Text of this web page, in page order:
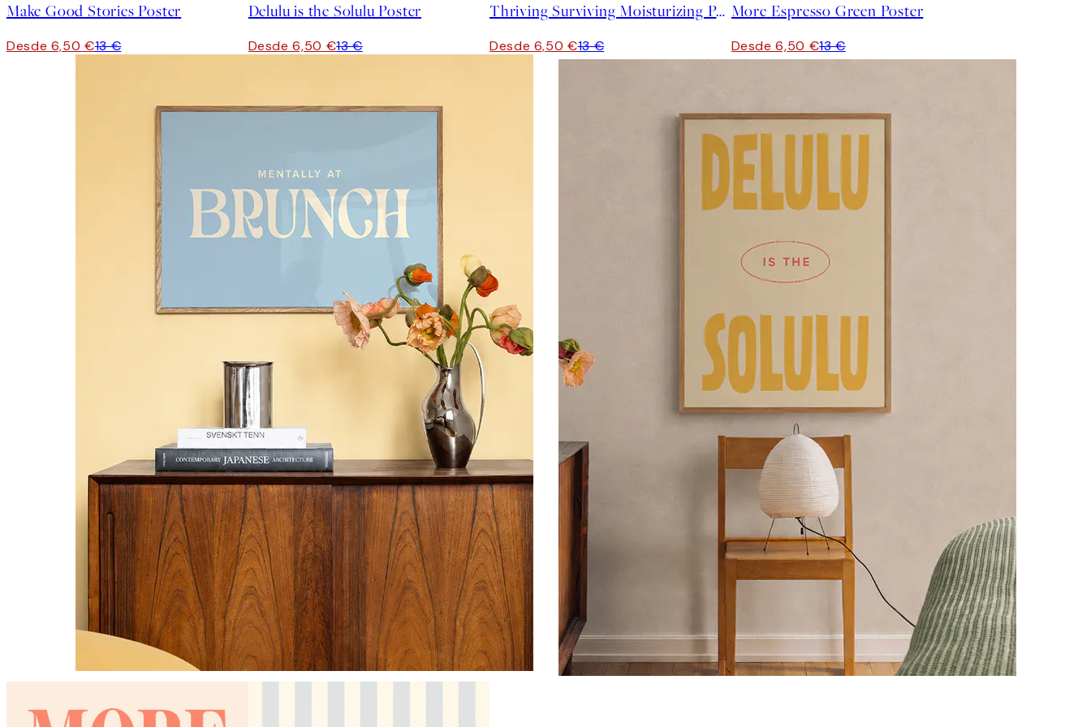
Make Good Stories Poster
Desde 6,50 €13 €
Delulu is the Solulu Poster
Desde 6,50 €13 €
Thriving Surviving Moisturizing Poster
Desde 6,50 €13 €
More Espresso Green Poster
Desde 6,50 €13 €